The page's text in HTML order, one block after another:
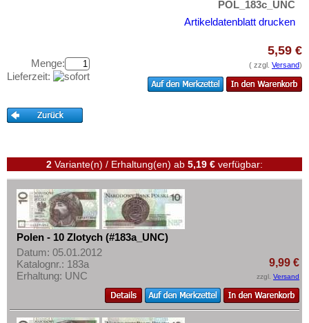
San Marino
Schottland
Schweden
Schweiz
Slowakei
Slowenien
Spanien
Spitzbergen
Tatarstan
Transnistrien
Tschechische Republik
Tschechoslowakei
Aufbewahrung
Ihre Bewertungen
Informationen
Preislisten
Ankauf
Erhaltungsgrade
Gratisbanknoten
FAQ
Mehr über...
POL_183c_UNC
Artikeldatenblatt drucken
Menge:
Lieferzeit:
5,59 €
( zzgl. Versand)
2 Variante(n) / Erhaltung(en) ab 5,19 € verfügbar:
Polen - 10 Zlotych (#183a_UNC)
Datum: 05.01.2012
Katalognr.: 183a
Erhaltung: UNC
9,99 €
zzgl. Versand